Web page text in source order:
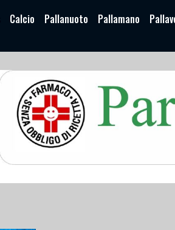
Calcio Pallanuoto Pallamano